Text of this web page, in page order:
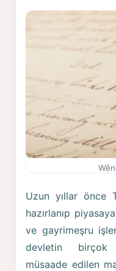
Uzun yıllar önce
hazırlanıp
ve gayrimeşru
devletin birçok
müsaade edilen